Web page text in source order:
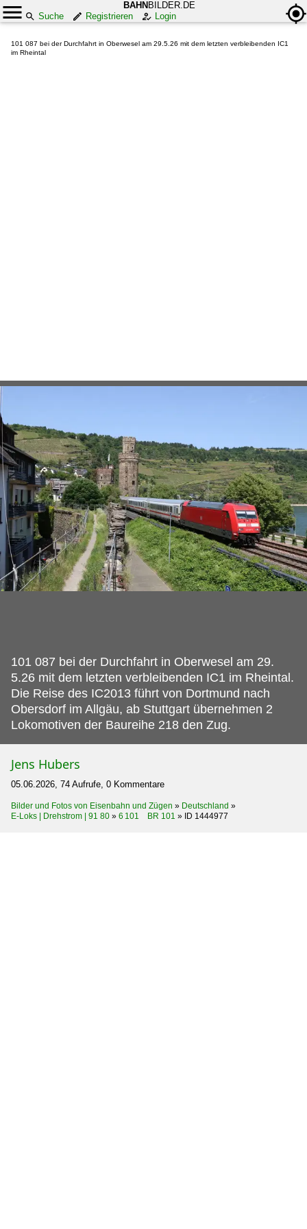
BAHN BILDER.DE
Suche
Registrieren Login
101 087 bei der Durchfahrt in Oberwesel am 29.5.26 mit dem letzten verbleibenden IC1
im Rheintal
101 087 bei der Durchfahrt in Oberwesel am 29.
5.26 mit dem letzten verbleibenden IC1 im Rheintal.
Die Reise des IC2013 führt von Dortmund nach
Obersdorf im Allgäu, ab Stuttgart übernehmen 2
Lokomotiven der Baureihe 218 den Zug.
Jens Hubers
05.06.2026, 74 Aufrufe, 0 Kommentare
Bilder und Fotos von Eisenbahn und Zügen » Deutschland »
E-Loks | Drehstrom | 91 80 » 6 101 BR 101 » ID 1444977